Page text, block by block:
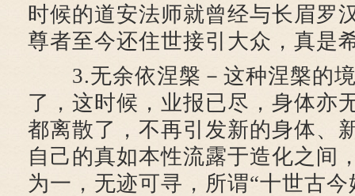
时候的道安法师就曾经与长眉罗
尊者至今还住世接引大众，真是
3.无余依涅槃－这种涅槃的境
了，这时候，业报已尽，身体亦
都离散了，不再引发新的身体、
自己的真如本性流露于造化之间
为一，无迹可寻，所谓“十世古